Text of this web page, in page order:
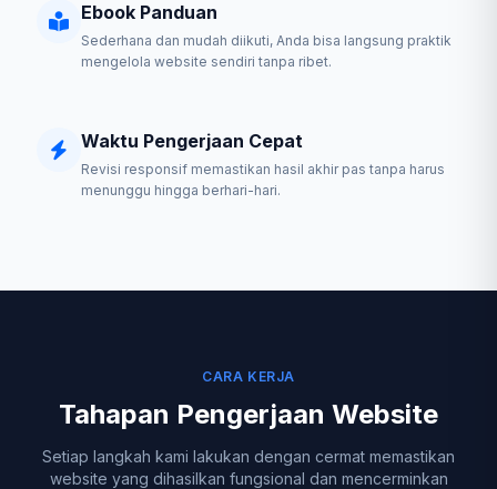
Ebook Panduan
Sederhana dan mudah diikuti, Anda bisa langsung praktik
mengelola website sendiri tanpa ribet.
Waktu Pengerjaan Cepat
Revisi responsif memastikan hasil akhir pas tanpa harus
menunggu hingga berhari-hari.
CARA KERJA
Tahapan Pengerjaan Website
Setiap langkah kami lakukan dengan cermat memastikan
website yang dihasilkan fungsional dan mencerminkan